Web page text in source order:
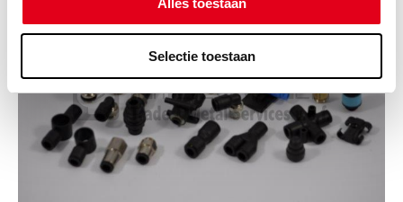
Alles toestaan
Selectie toestaan